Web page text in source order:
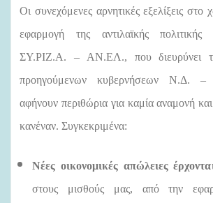
Οι συνεχόμενες αρνητικές εξελίξεις
εφαρμογή της αντιλαϊκής πολιτικής
ΣΥ.ΡΙΖ.Α. – ΑΝ.ΕΛ., που διευρύνει
προηγούμενων κυβερνήσεων Ν.Δ.
αφήνουν περιθώρια για καμία αναμονή
κανέναν. Συγκεκριμένα:
Νέες οικονομικές απώλειες
στους μισθούς μας, από την